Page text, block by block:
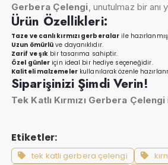
Gerbera Çelengi , unutulmaz bir anı
Ürün Özellikleri:
Taze ve canlı kırmızı gerberalar ile
Uzun ömürlü ve dayanıklıdır.
Zarif ve şık bir tasarıma sahiptir.
Özel günler için ideal bir hediye seçeneğidir.
Kaliteli malzemelerkullanılarak özenle
Siparişinizi Şimdi Verin!
Tek Katlı Kırmızı Gerbera Çelengi
Etiketler:
tek katlı gerbera çelengi